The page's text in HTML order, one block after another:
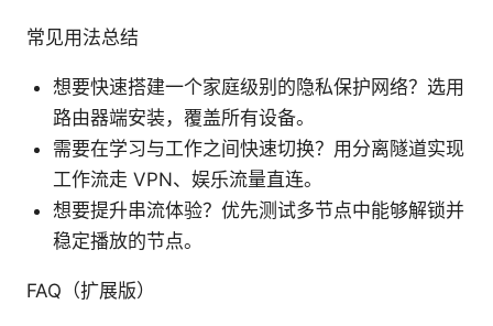
常见用法总结
想要快速搭建一个家庭级别的隐私保护网络？选用
路由器端安装，覆盖所有设备。
需要在学习与工作之间快速切换？用分离隧道实现
工作流走 VPN、娱乐流量直连。
想要提升串流体验？优先测试多节点中能够解锁并
稳定播放的节点。
FAQ（扩展版）